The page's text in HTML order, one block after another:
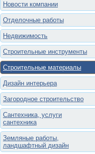
Новости компании
Отделочные работы
Недвижимость
Строительные инструменты
Строительные материалы
Дизайн интерьера
Загородное строительство
Сантехника, услуги
сантехника
Земляные работы,
ландшафтный дизайн